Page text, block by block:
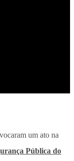
um ato na
Pública do